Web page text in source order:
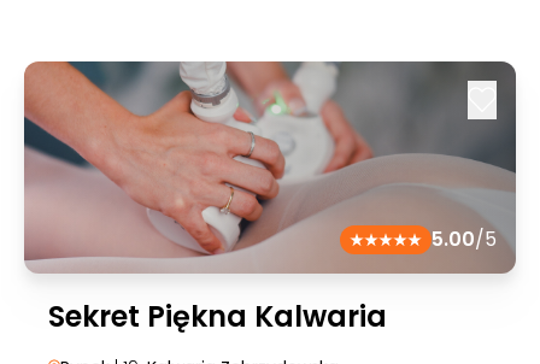
5.00/5
Sekret Piękna Kalwaria